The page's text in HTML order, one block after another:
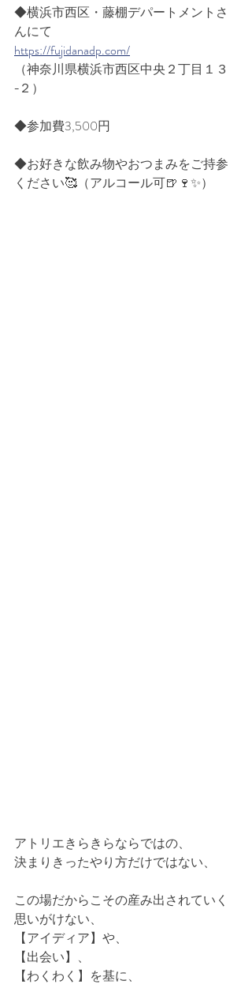
◆横浜市西区・藤棚デパートメントさ
んにて
https://fujidanadp.com/
（神奈川県横浜市西区中央２丁目１３
−２）
◆参加費3,500円
◆お好きな飲み物やおつまみをご持参
ください🥰（アルコール可🍺🍷✨）
アトリエきらきらならではの、
決まりきったやり方だけではない、
この場だからこその産み出されていく
思いがけない、
【アイディア】や、
【出会い】、
【わくわく】を基に、